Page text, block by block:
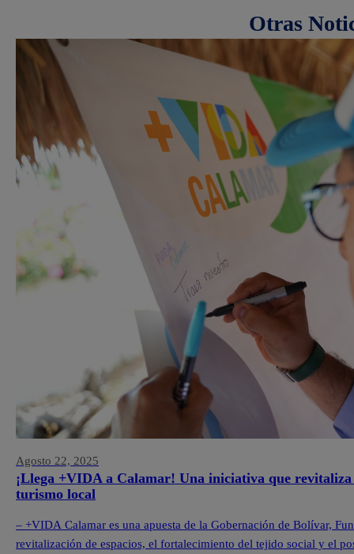
Otras
Agosto 22, 2025
¡Llega +VIDA a Calamar! Una iniciativa que
turismo local
– +VIDA Calamar es una apuesta de la Gobernación de Bolívar,
revitalización de espacios, el fortalecimiento del tejido social y el